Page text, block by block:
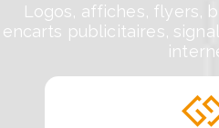
Logos, affiches, flyers,
encarts publicitaires,